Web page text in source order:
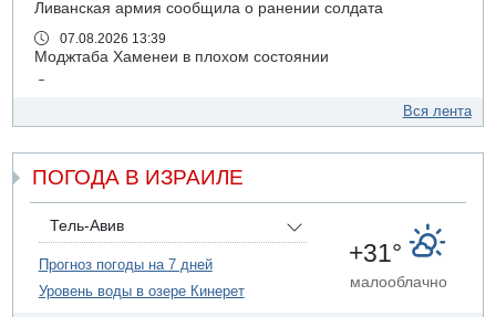
Ливанская армия сообщила о ранении солдата
07.08.2026 13:39
Моджтаба Хаменеи в плохом состоянии
свадьбу
07.08.2026 11:05
Саудовская Аравия опасается нападения хуситов и
иракских ополченцев
07.08.2026 08:29
В Бат-Яме утонул мужчина
07.08.2026 08:29
Стрельба в школе Таиланда
Вся лента
ПОГОДА В ИЗРАИЛЕ
Тель-Авив
Прогноз погоды на 7 дней
Уровень воды в озере Кинерет
+31°
малооблачно